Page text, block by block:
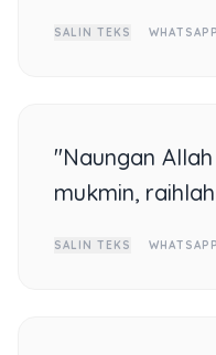
SALIN TEKS WHATSAPP
"Naungan
mukmin,
SALIN TEKS WHATSAPP